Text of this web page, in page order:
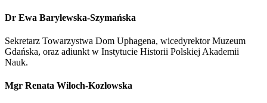
Dr Ewa Barylewska-Szymańska
Sekretarz Towarzystwa Dom Uphagena, wicedyrektor Muzeum
Gdańska, oraz adiunkt w Instytucie Historii Polskiej Akademii
Nauk.
Mgr Renata Wiloch-Kozłowska